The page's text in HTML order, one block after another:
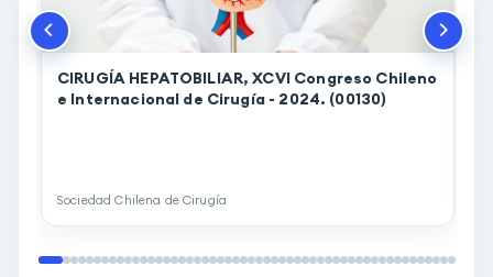
CIRUGÍA HEPATOBILIAR, XCVI Congreso Chileno
e Internacional de Cirugía - 2024. (00130)
Sociedad Chilena de Cirugía